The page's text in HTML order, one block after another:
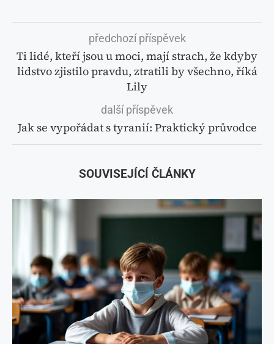
předchozí příspěvek
Ti lidé, kteří jsou u moci, mají strach, že kdyby
lidstvo zjistilo pravdu, ztratili by všechno, říká
Lily
další příspěvek
Jak se vypořádat s tyranií: Praktický průvodce
SOUVISEJÍCÍ ČLÁNKY